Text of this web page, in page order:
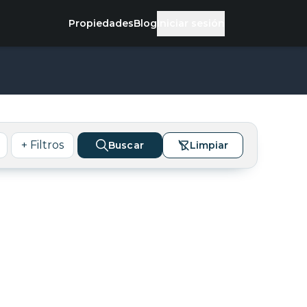
PropiedadesBlog
+ Filtros Buscar Limpiar